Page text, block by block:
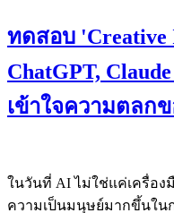
ทดสอบ 'Creative
ChatGPT,
เข้าใจความตลก
ในวันที่ AI ไม่ใช่แค่เครื่อง
ความเป็นมนุษย์มากขึ้นใน